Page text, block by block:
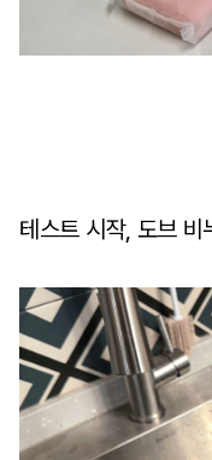
테스트 시작, 도브